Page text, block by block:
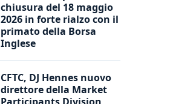
chiusura del 18 maggio
2026 in forte rialzo con il
primato della Borsa
Inglese
CFTC, DJ Hennes nuovo
direttore della Market